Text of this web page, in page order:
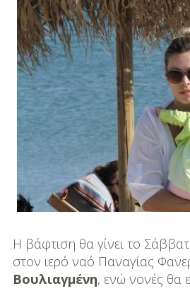
DIY
Διατροφή-Συνταγές
Συνταγές
Συμβουλές
Διατροφής
Υγεία – Ψυχολογία
Η βάφτιση θα γίνει το
στον ιερό ναό Παναγίας
Βουλιαγμένη, ενώ νονές θα